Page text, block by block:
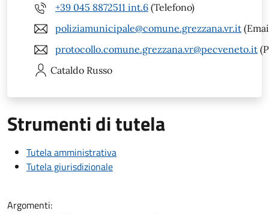
+39 045 8872511 int.6 (Telefono)
poliziamunicipale@comune.grezzana.vr.it
protocollo.comune.grezzana.vr@pecveneto.it
Cataldo Russo
Strumenti di tutela
Tutela amministrativa
Tutela giurisdizionale
Argomenti: